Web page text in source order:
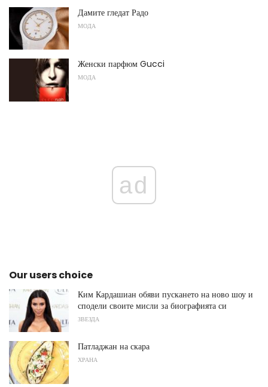
Дамите гледат Радо
МОДА
Женски парфюм Gucci
МОДА
ad
Our users choice
Ким Кардашиан обяви пускането на ново шоу и
сподели своите мисли за биографията си
ЗВЕЗДА
Патладжан на скара
ХРАНА